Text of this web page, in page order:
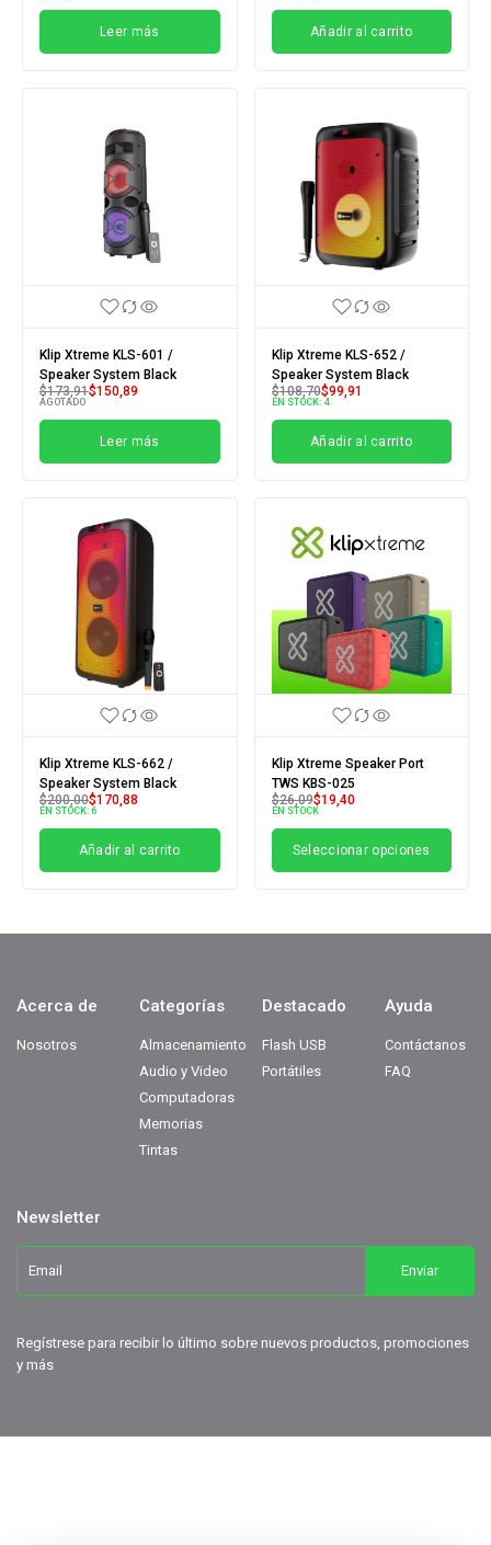
Leer más Añadir al carrito
Klip Xtreme KLS-601 /
Speaker System Black
$173,91$150,89
AGOTADO
Leer más
Klip Xtreme KLS-652 /
Speaker System Black
$108,70$99,91
EN STOCK:4
Añadir al carrito
Klip Xtreme KLS-662 /
Speaker System Black
$200,00$170,88
EN STOCK: 6
Añadir al carrito
Klip Xtreme Speaker Port
TWS KBS-025
$26,09$19,40
EN STOCK
Seleccionar opciones
Acerca de
Nosotros
Categorías
Almacenamiento
Audio y Video
Computadoras
Memorias
Tintas
Destacado
Flash USB
Portátiles
Ayuda
Contáctanos
FAQ
Newsletter
Regístrese para recibir lo último sobre nuevos productos, promociones
y más